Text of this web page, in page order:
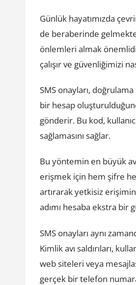
Günlük hayatımızda
de beraberinde
önlemleri almak
çalışır ve güvenliğimizi
SMS onayları,
bir hesap
gönderir. Bu kod,
sağlamasını sağlar.
Bu yöntemin en büyük
erişmek için hem şifre
artırarak yetkisiz
adımı hesaba ekstra bir
SMS onayları aynı
Kimlik avı saldırıları,
web siteleri veya
gerçek bir telefon